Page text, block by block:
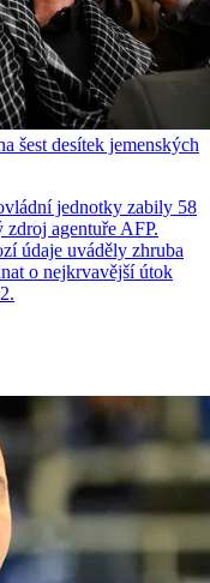
šest desítek jemenských
jednotky zabily 58
agentuře AFP.
údaje uváděly zhruba
o nejkrvavější útok